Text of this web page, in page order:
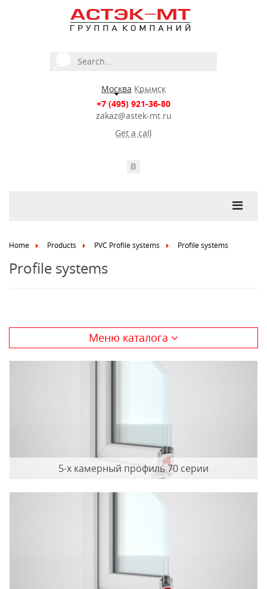
Москва Крымск
+7 (495) 921-36-80
zakaz@astek-mt.ru
Get a call
Home Products PVC Profile systems Profile systems
Profile systems
Меню каталога
5-x камерный профиль 70 серии